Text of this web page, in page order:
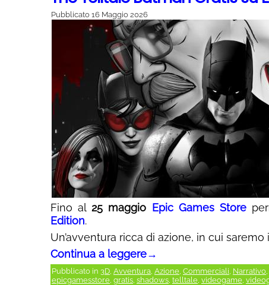
Pubblicato 16 Maggio 2026
Fino al25 maggio Epic Games Store
Edition.
Un’avventura ricca di azione, in cui
Continua a leggere→
Pubblicato in 3D, Avventura, Azione, Commerciali, Narrativo,
epicgamesstore, gratis, shadows, telltale, videogame,